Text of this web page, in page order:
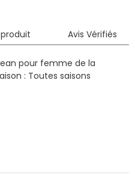
Avis Vérifiés
pour femme de la
: Toutes saisons